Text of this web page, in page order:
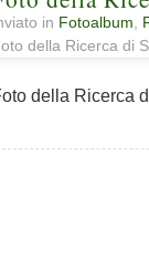
in Fotoalbum
della Ricerca di
della Ricerca